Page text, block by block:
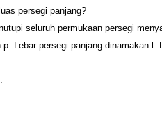
persegi panjang?
seluruh permukaan persegi
Lebar persegi panjang dinamakan l.